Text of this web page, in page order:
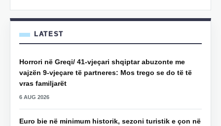
LATEST
Horrori në Greqi/ 41-vjeçari shqiptar abuzonte me
vajzën 9-vjeçare të partneres: Mos trego se do të të
vras familjarët
6 AUG 2026
Euro bie në minimum historik, sezoni turistik e çon në